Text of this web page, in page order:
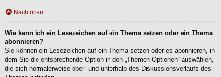
Nach oben
Wie kann ich ein Lesezeichen auf ein Thema setzen oder ein Thema
abonnieren?
Sie können ein Lesezeichen auf ein Thema setzen oder es abonnieren, in
dem Sie die entsprechende Option in den „Themen-Optionen“ auswählen,
die sich normalerweise ober- und unterhalb des Diskussionsverlaufs des